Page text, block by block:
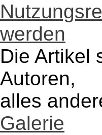
werden
Die Artikel
Autoren,
alles
Galerie